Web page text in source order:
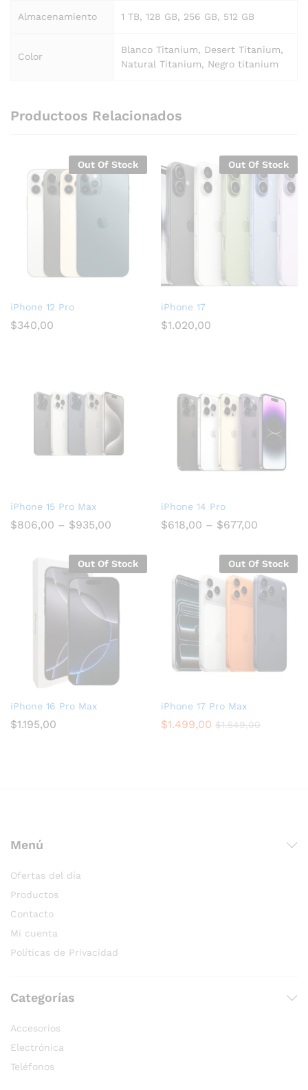
Almacenamiento 1 TB, 128 GB, 256 GB, 512 GB
Color
Blanco Titanium, Desert Titanium,
Natural Titanium, Negro titanium
Productoos Relacionados
Out Of Stock
iPhone 12 Pro
$340,00
Out Of Stock
iPhone 17
$1.020,00
iPhone 15 Pro Max
$806,00 – $935,00
iPhone 14 Pro
$618,00 – $677,00
Out Of Stock
iPhone 16 Pro Max
$1.195,00
Out Of Stock
iPhone 17 Pro Max
$1.499,00 $1.549,00
Menú
Ofertas del día
Productos
Contacto
Mi cuenta
Políticas de Privacidad
Categorías
Accesorios
Electrónica
Teléfonos